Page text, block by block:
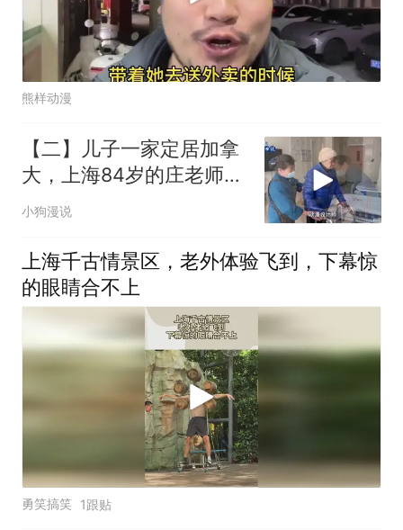
熊样动漫
【二】儿子一家定居加拿
大，上海84岁的庄老师独
自住护理院
小狗漫说
上海千古情景区，老外体验飞到，下幕惊
的眼睛合不上
勇笑搞笑 1跟贴